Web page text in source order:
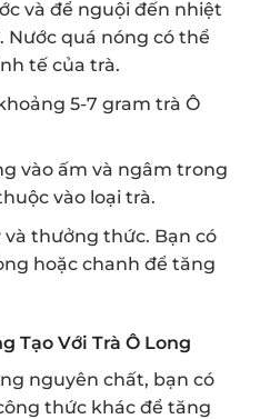
và để nguội đến nhiệt
Nước quá nóng có thể
tế của trà.
5-7 gram trà Ô
vào ấm và ngâm trong
vào loại trà.
thưởng thức. Bạn có
hoặc chanh để tăng
Tạo Với Trà Ô Long
nguyên chất, bạn có
thức khác để tăng